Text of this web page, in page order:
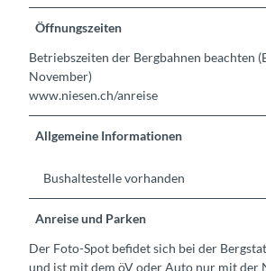
Öffnungszeiten
Betriebszeiten der Bergbahnen beachten
November)
www.niesen.ch/anreise
Allgemeine Informationen
Bushaltestelle vorhanden
Anreise und Parken
Der Foto-Spot befidet sich bei der
und ist mit dem öV oder Auto nur mit der